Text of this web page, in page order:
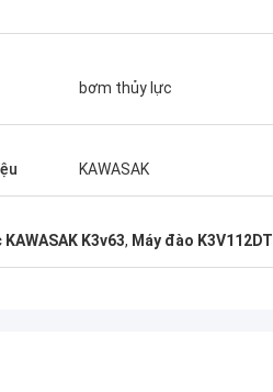
bơm thủy lực
KAWASAK
K3v63, Máy đào K3V112DT